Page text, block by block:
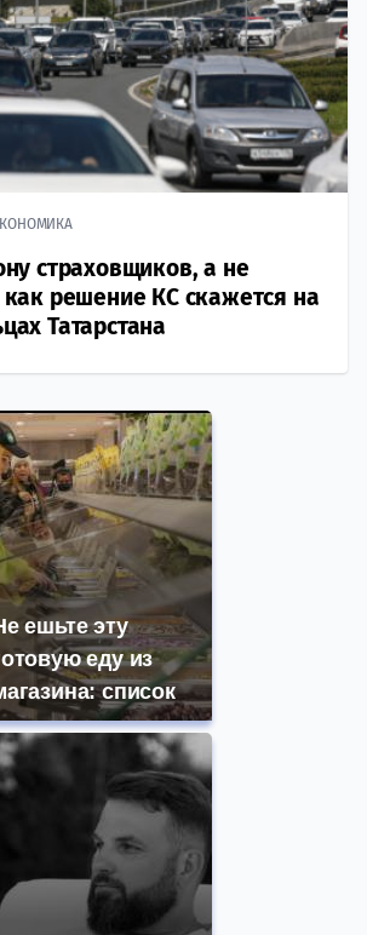
страховщиков, а не
решение КС скажется на
Татарстана
ешьте эту
еду из
список